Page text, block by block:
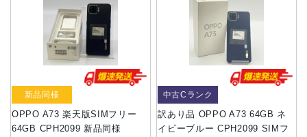
OPPO A73 楽天版SIMフリー
64GB CPH2099 新品同様
新品同様
訳あり品 OPPO A73 64GB ネ
イビーブルー CPH2099 SIMフ
中古Cランク